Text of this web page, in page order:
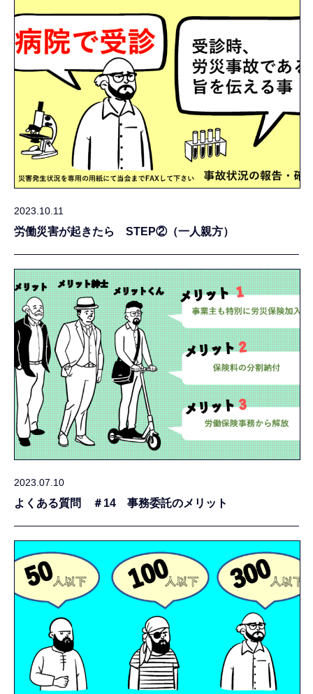
2023.10.11
労働災害が起きたら STEP②（一人親方）
2023.07.10
よくある質問 ＃14 事務委託のメリット